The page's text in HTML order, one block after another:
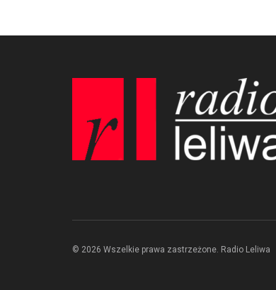
© 2026 Wszelkie prawa zastrzeżone. Radio Leliwa